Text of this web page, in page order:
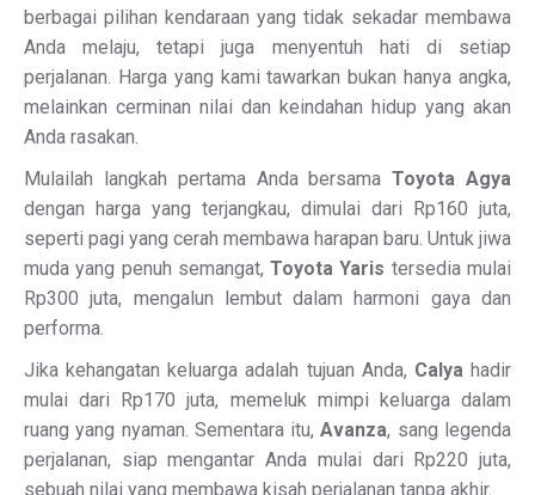
berbagai pilihan kendaraan yang tidak sekadar membawa
Anda melaju, tetapi juga menyentuh hati di setiap
perjalanan. Harga yang kami tawarkan bukan hanya angka,
melainkan cerminan nilai dan keindahan hidup yang akan
Anda rasakan.
Mulailah langkah pertama Anda bersamaToyota Agya
dengan harga yang terjangkau, dimulai dari Rp160 juta,
seperti pagi yang cerah membawa harapan baru. Untuk jiwa
muda yang penuh semangat,Toyota Yaris tersedia mulai
Rp300 juta, mengalun lembut dalam harmoni gaya dan
performa.
Jika kehangatan keluarga adalah tujuan Anda, Calyahadir
mulai dari Rp170 juta, memeluk mimpi keluarga dalam
ruang yang nyaman. Sementara itu,Avanza, sang legenda
perjalanan, siap mengantar Anda mulai dari Rp220 juta,
sebuah nilai yang membawa kisah perjalanan tanpa akhir.